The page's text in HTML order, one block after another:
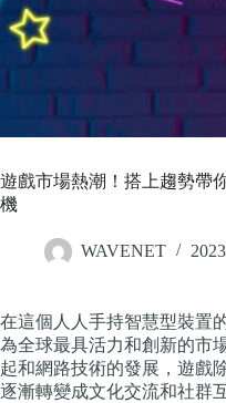
遊戲市場熱潮！搭上趨勢帶
機
WAVENET
在這個人人手持智慧型裝置
為全球最具活力和創新的市
起和網路技術的發展，遊戲
逐漸轉變成文化交流和社群